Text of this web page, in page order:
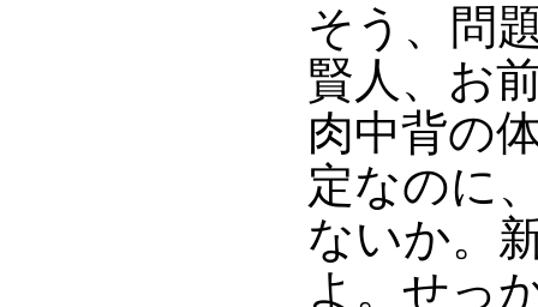
そう、問
賢人、お
肉中背の
定なのに
ないか。
よ。せっ